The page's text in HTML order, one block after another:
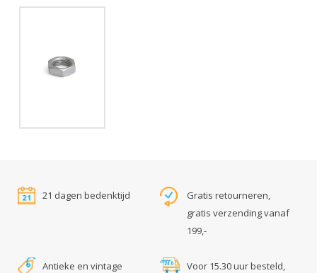
21 dagen bedenktijd
Gratis retourneren,
gratis verzending vanaf
199,-
Antieke en vintage
Voor 15.30 uur besteld,